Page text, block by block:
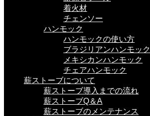
着火材
チェンソー
ハンモック
ハンモックの使い方
ブラジリアンハンモック
メキシカンハンモック
チェアハンモック
薪ストーブについて
薪ストーブ導入までの流れ
薪ストーブQ＆A
薪ストーブのメンテナンス